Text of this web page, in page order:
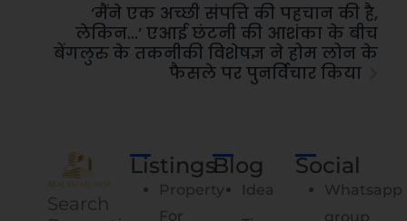
‘मैंने एक अच्छी संपत्ति की पहचान की है,
लेकिन…’ एआई छंटनी की आशंका के बीच
बेंगलुरु के तकनीकी विशेषज्ञ ने होम लोन के
फैसले पर पुनर्विचार किया
Search
Listings
Property
For
Blog
Idea
Social
Whatsapp
group